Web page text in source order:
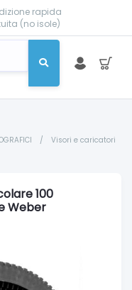
rapida
(no isole)
/
Visori e caricatori
100
Weber